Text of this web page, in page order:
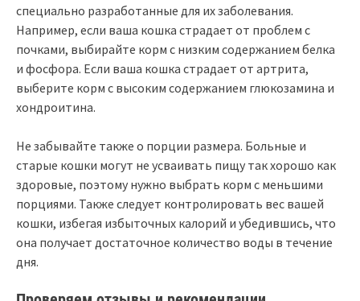
специально разработанные для их заболевания.
Например, если ваша кошка страдает от проблем с
почками, выбирайте корм с низким содержанием белка
и фосфора. Если ваша кошка страдает от артрита,
выберите корм с высоким содержанием глюкозамина и
хондроитина.
Не забывайте также о порции размера. Больные и
старые кошки могут не усваивать пищу так хорошо как
здоровые, поэтому нужно выбрать корм с меньшими
порциями. Также следует контролировать вес вашей
кошки, избегая избыточных калорий и убедившись, что
она получает достаточное количество воды в течение
дня.